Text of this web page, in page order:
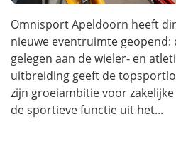
Omnisport Apeldoorn heeft
nieuwe eventruimte geopend:
gelegen aan de wieler- en
uitbreiding geeft de
zijn groeiambitie voor
de sportieve functie uit het...